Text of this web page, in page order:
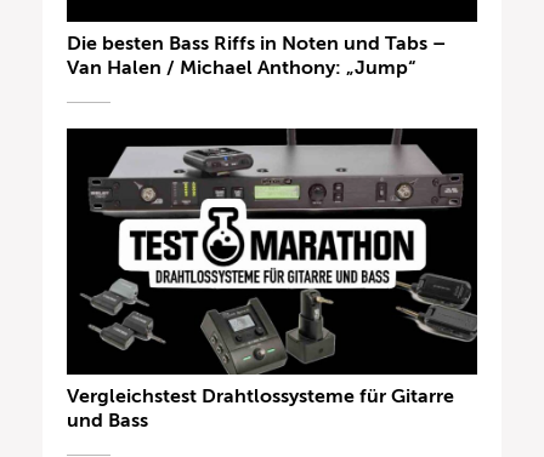
Die besten Bass Riffs in Noten und Tabs –
Van Halen / Michael Anthony: „Jump“
Vergleichstest Drahtlossysteme für Gitarre
und Bass